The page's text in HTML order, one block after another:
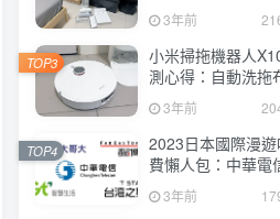
合1、90度可調式
力35分鐘、售價
3年前
小米掃拖機器人
測心得：自動洗拖
塵、旋轉式拖布更
續使用2小時、售
3年前
TOP3
2023日本國際漫
費懶人包：中華電
電信、台灣大哥大
星、亞太電信
3年前
TOP4